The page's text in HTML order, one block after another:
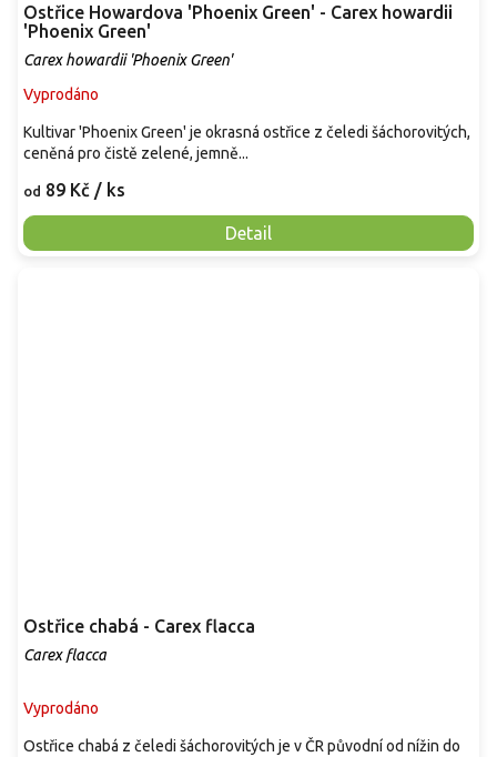
Ostřice Howardova 'Phoenix Green' - Carex howardii
'Phoenix Green'
Carex howardii 'Phoenix Green'
Vyprodáno
od 89 Kč / ks
Detail
Kultivar 'Phoenix Green' je okrasná ostřice z čeledi šáchorovitých,
ceněná pro čistě zelené, jemně...
Ostřice chabá - Carex flacca
Carex flacca
Vyprodáno
Ostřice chabá z čeledi šáchorovitých je v ČR původní od nížin do